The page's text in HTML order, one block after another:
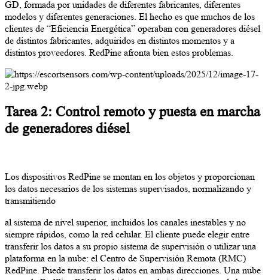
GD, formada por unidades de diferentes fabricantes, diferentes
modelos y diferentes generaciones. El hecho es que muchos de los
clientes de “Eficiencia Energética” operaban con generadores diésel
de distintos fabricantes, adquiridos en distintos momentos y a
distintos proveedores. RedPine afronta bien estos problemas.
Tarea 2: Control remoto y puesta en marcha
de generadores diésel
Los dispositivos RedPine se montan en los objetos y proporcionan
los datos necesarios de los sistemas supervisados, normalizando y
transmitiendo
al sistema de nivel superior, incluidos los canales inestables y no
siempre rápidos, como la red celular. El cliente puede elegir entre
transferir los datos a su propio sistema de supervisión o utilizar una
plataforma en la nube: el Centro de Supervisión Remota (RMC)
RedPine. Puede transferir los datos en ambas direcciones. Una nube